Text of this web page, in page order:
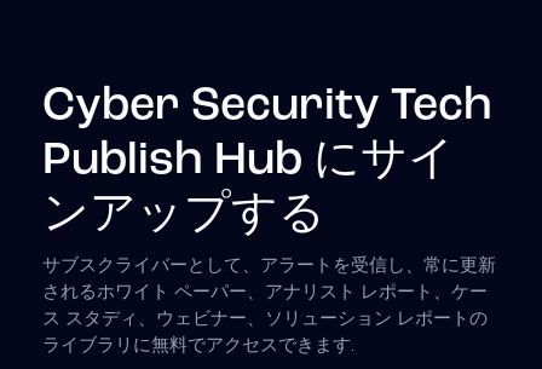
Cyber Security Tech
Publish Hub にサイ
ンアップする
サブスクライバーとして、アラートを受信し、常に更新
されるホワイト ペーパー、アナリスト レポート、ケー
ス スタディ、ウェビナー、ソリューション レポートの
ライブラリに無料でアクセスできます.